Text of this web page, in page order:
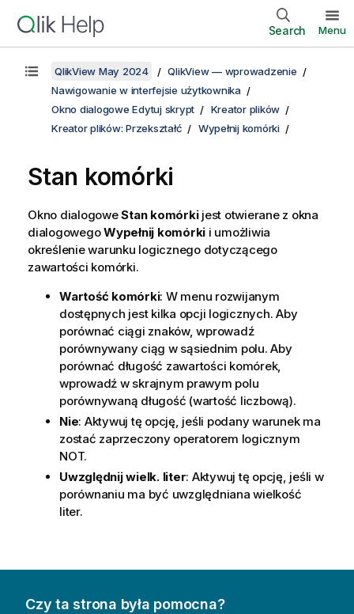
Search Menu
QlikView May 2024
QlikView — wprowadzenie
Nawigowanie w interfejsie użytkownika
Okno dialogowe Edytuj skrypt
Kreator plików
Kreator plików: Przekształć
Wypełnij komórki
Stan komórki
Okno dialogoweStan komórkijest otwierane z okna
dialogowegoWypełnij komórki i umożliwia
określenie warunku logicznego dotyczącego
zawartości komórki.
Wartość komórki: W menu rozwijanym
dostępnych jest kilka opcji logicznych. Aby
porównać ciągi znaków, wprowadź
porównywany ciąg w sąsiednim polu. Aby
porównać długość zawartości komórek,
wprowadź w skrajnym prawym polu
porównywaną długość (wartość liczbową).
Nie: Aktywuj tę opcję, jeśli podany warunek ma
zostać zaprzeczony operatorem logicznym
NOT.
Uwzględnij wielk. liter: Aktywuj tę opcję, jeśli w
porównaniu ma być uwzględniana wielkość
liter.
Czy ta strona była pomocna?